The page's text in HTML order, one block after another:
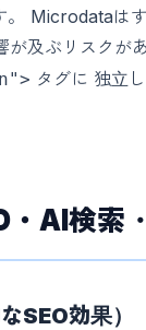
。 Microdataは
が及ぶリスクが
タグに 独立
・AI検索
効果）